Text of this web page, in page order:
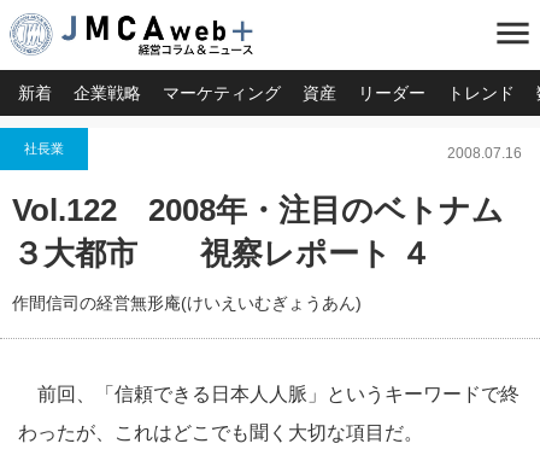
menu
新着 企業戦略 マーケティング 資産 リーダー トレンド
社長業 2008.07.16
Vol.122 2008年・注目のベトナム
３大都市 視察レポート ４
作間信司の経営無形庵(けいえいむぎょうあん)
前回、「信頼できる日本人人脈」というキーワードで終
わったが、これはどこでも聞く大切な項目だ。